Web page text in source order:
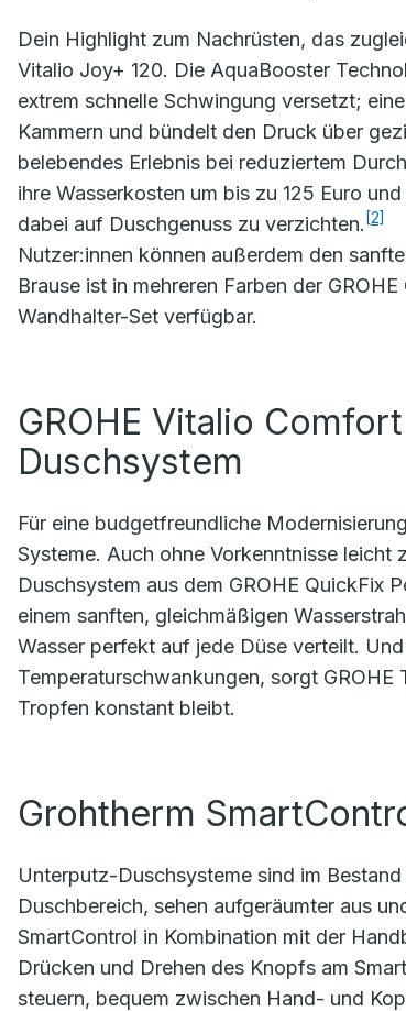
Dein Highlight zum Nachrüsten, das
Vitalio Joy+ 120. Die AquaBooster
extrem schnelle Schwingung versetzt;
Kammern und bündelt den Druck über
belebendes Erlebnis bei reduziertem
ihre Wasserkosten um bis zu 125 Euro
dabei auf Duschgenuss zu verzichten. [2]
Nutzer:innen können außerdem den
Brause ist in mehreren Farben der
Wandhalter-Set verfügbar.
GROHE Vitalio
Duschsystem
Für eine budgetfreundliche
Systeme. Auch ohne Vorkenntnisse leicht
Duschsystem aus dem GROHE QuickFix
einem sanften, gleichmäßigen
Wasser perfekt auf jede Düse verteilt.
Temperaturschwankungen, sorgt
Tropfen konstant bleibt.
Grohtherm
Unterputz-Duschsysteme sind im
Duschbereich, sehen aufgeräumter aus
SmartControl in Kombination mit der
Drücken und Drehen des Knopfs am
steuern, bequem zwischen Hand- und